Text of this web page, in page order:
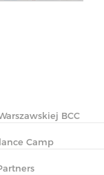
BCC
Camp